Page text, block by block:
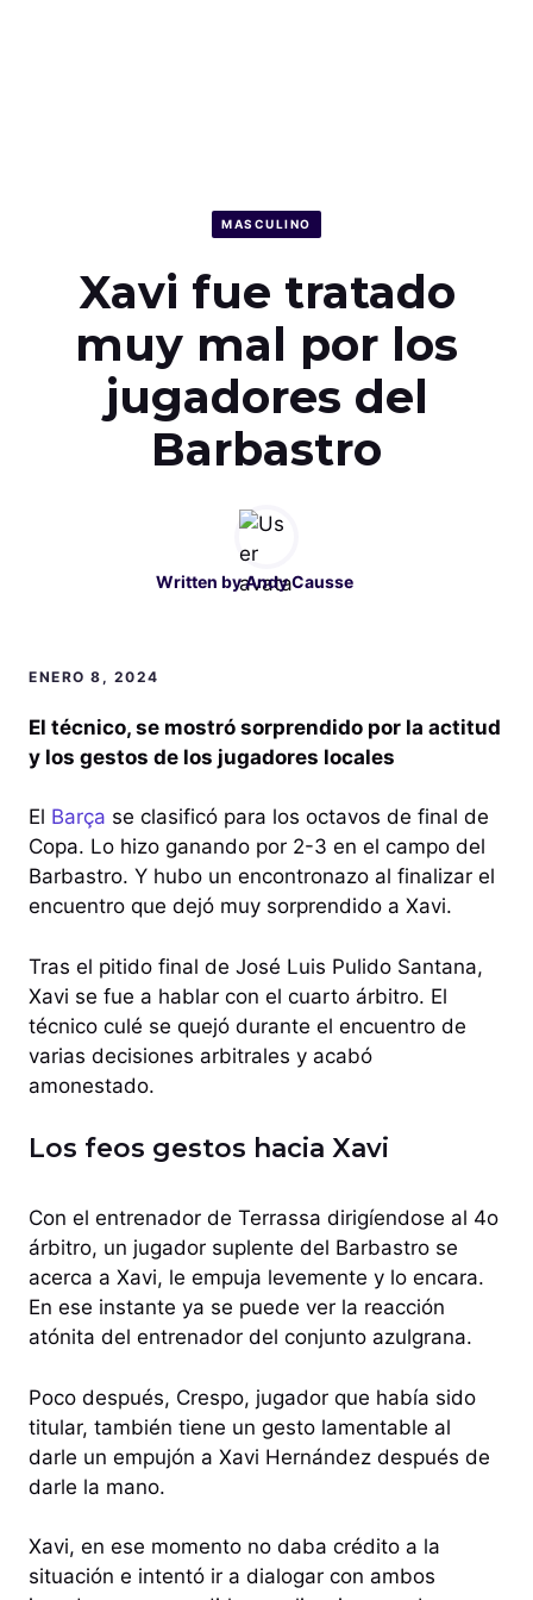
MASCULINO
Xavi fue tratado
muy mal por los
jugadores del
Barbastro
Written byAndy Causse
ENERO 8, 2024
El técnico, se mostró sorprendido por la actitud
y los gestos de los jugadores locales
El Barça se clasificó para los octavos de final de
Copa. Lo hizo ganando por 2-3 en el campo del
Barbastro. Y hubo un encontronazo al finalizar el
encuentro que dejó muy sorprendido a Xavi.
Tras el pitido final de José Luis Pulido Santana,
Xavi se fue a hablar con el cuarto árbitro. El
técnico culé se quejó durante el encuentro de
varias decisiones arbitrales y acabó
amonestado.
Los feos gestos hacia Xavi
Con el entrenador de Terrassa dirigíendose al 4o
árbitro, un jugador suplente del Barbastro se
acerca a Xavi, le empuja levemente y lo encara.
En ese instante ya se puede ver la reacción
atónita del entrenador del conjunto azulgrana.
Poco después, Crespo, jugador que había sido
titular, también tiene un gesto lamentable al
darle un empujón a Xavi Hernández después de
darle la mano.
Xavi, en ese momento no daba crédito a la
situación e intentó ir a dialogar con ambos